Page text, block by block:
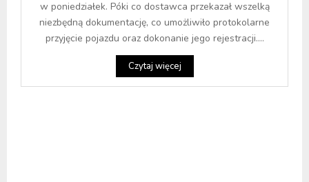
w poniedziałek. Póki co dostawca przekazał wszelką
niezbędną dokumentację, co umożliwiło protokolarne
przyjęcie pojazdu oraz dokonanie jego rejestracji....
Czytaj więcej